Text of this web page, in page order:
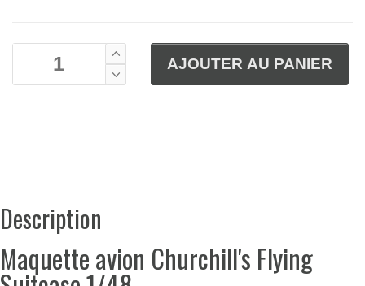
Description
Maquette avion Churchill's Flying